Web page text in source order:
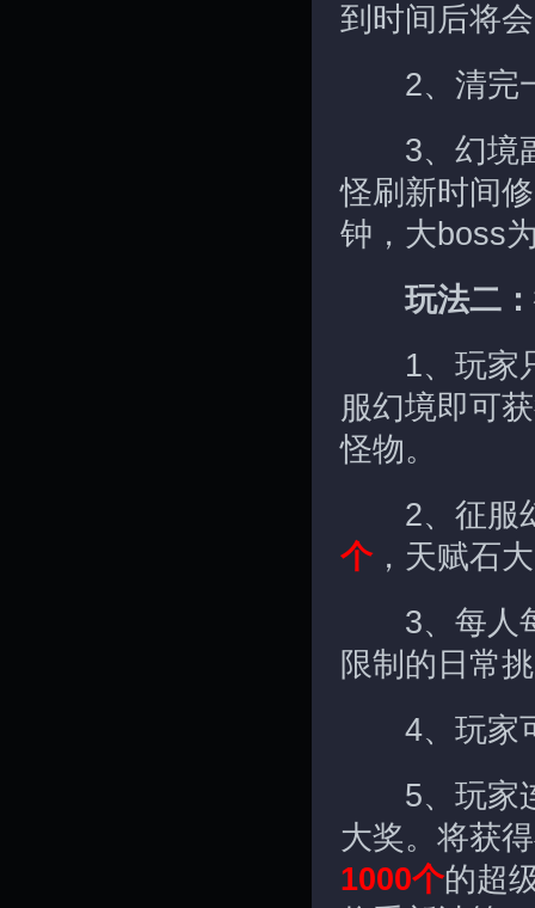
到时间后将
2、清完一
3、幻境副
怪刷新时间
钟，大boss
玩法二
1、玩家只
服幻境即可
怪物。
2、征服幻
个，天赋石大
3、每人每
限制的日常
4、玩家可
5、玩家连
大奖。将获
1000个的超